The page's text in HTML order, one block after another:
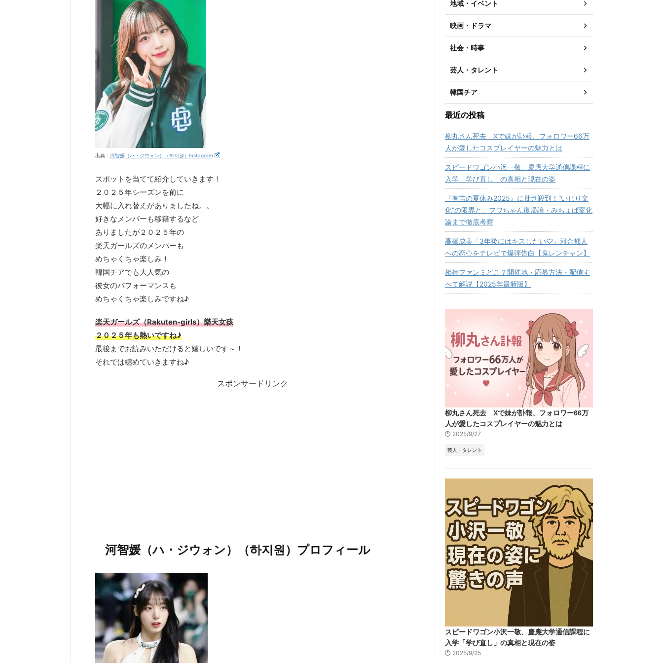
出典： 河智媛（ハ・ジウォン）（하지원）Instagram
スポットを当てて紹介していきます！
２０２５年シーズンを前に
大幅に入れ替えがありましたね。。
好きなメンバーも移籍するなど
ありましたが２０２５年の
楽天ガールズのメンバーも
めちゃくちゃ楽しみ！
韓国チアでも大人気の
彼女のパフォーマンスも
めちゃくちゃ楽しみですね♪
楽天ガールズ（Rakuten-girls）樂天女孩
２０２５年も熱いですね♪
最後までお読みいただけると嬉しいです～！
それでは纏めていきますね♪
スポンサードリンク
河智媛（ハ・ジウォン）（하지원）プロフィール
地域・イベント
映画・ドラマ
社会・時事
芸人・タレント
韓国チア
最近の投稿
柳丸さん死去 Xで妹が訃報、フォロワー66万
人が愛したコスプレイヤーの魅力とは
スピードワゴン小沢一敬、慶應大学通信課程に
入学「学び直し」の真相と現在の姿
『有吉の夏休み2025』に批判殺到！“いじり文
化”の限界と、フワちゃん復帰論・みちょぱ変化
論まで徹底考察
高橋成美「3年後にはキスしたい♡」河合郁人
への恋心をテレビで爆弾告白【鬼レンチャン】
相棒ファンミどこ？開催地・応募方法・配信す
べて解説【2025年最新版】
柳丸さん死去 Xで妹が訃報、フォロワー66万
人が愛したコスプレイヤーの魅力とは
2025/9/27
芸人・タレント
スピードワゴン小沢一敬、慶應大学通信課程に
入学「学び直し」の真相と現在の姿
2025/9/25